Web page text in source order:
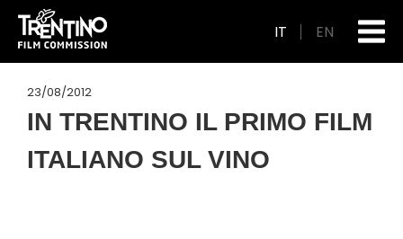
IT EN
23/08/2012
IN TRENTINO IL PRIMO FILM
ITALIANO SUL VINO